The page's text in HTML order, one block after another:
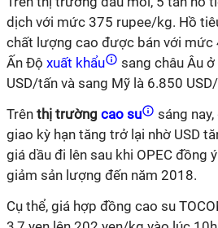
dịch với mức 375 rupee/kg. Hồ
chất lượng cao được bán với
Ấn Độ xuất khẩu
sang châu Âu
USD/tấn và sang Mỹ là 6.850
Trên thị trường cao su
sáng
giao kỳ hạn tăng trở lại nhờ USD
giá dầu đi lên sau khi OPEC đồng
giảm sản lượng đến năm 2018.
Cụ thể, giá hợp đồng cao su